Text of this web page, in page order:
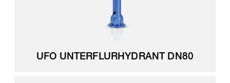
UFO UNTERFLURHYDRANT DN80